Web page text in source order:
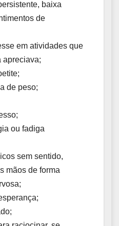
baixa
de
em atividades que
apreciava;
de peso;
ou fadiga
sem sentido,
mãos de forma